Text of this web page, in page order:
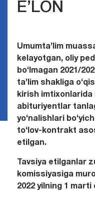
E’LON
Umumta’lim
kelayotgan, oliy
bо‘lmagan 2021/
ta’lim shakliga
kirish imtixonlarida
abituriyentlar
yо‘nalishlari
tо‘lov-kontrakt
etilgan.
Tavsiya etilganlar
komissiyasiga
2022 yilning 1